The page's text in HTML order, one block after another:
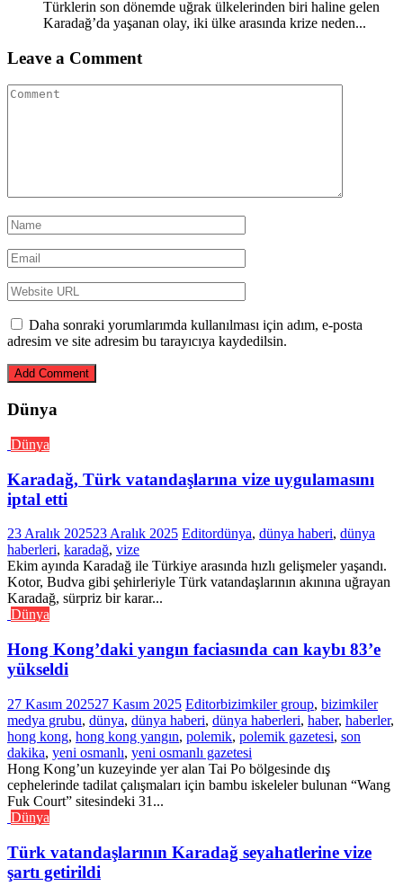
Türklerin son dönemde uğrak ülkelerinden biri haline gelen
Karadağ’da yaşanan olay, iki ülke arasında krize neden...
Leave a Comment
Daha sonraki yorumlarımda kullanılması için adım, e-posta
adresim ve site adresim bu tarayıcıya kaydedilsin.
Dünya
Dünya
Karadağ, Türk vatandaşlarına vize uygulamasını
iptal etti
23 Aralık 202523 Aralık 2025 Editordünya, dünya haberi, dünya
haberleri, karadağ, vize
Ekim ayında Karadağ ile Türkiye arasında hızlı gelişmeler yaşandı.
Kotor, Budva gibi şehirleriyle Türk vatandaşlarının akınına uğrayan
Karadağ, sürpriz bir karar...
Dünya
Hong Kong’daki yangın faciasında can kaybı 83’e
yükseldi
27 Kasım 202527 Kasım 2025 Editorbizimkiler group, bizimkiler
medya grubu, dünya, dünya haberi, dünya haberleri, haber, haberler,
hong kong, hong kong yangın, polemik, polemik gazetesi, son
dakika, yeni osmanlı, yeni osmanlı gazetesi
Hong Kong’un kuzeyinde yer alan Tai Po bölgesinde dış
cephelerinde tadilat çalışmaları için bambu iskeleler bulunan “Wang
Fuk Court” sitesindeki 31...
Dünya
Türk vatandaşlarının Karadağ seyahatlerine vize
şartı getirildi